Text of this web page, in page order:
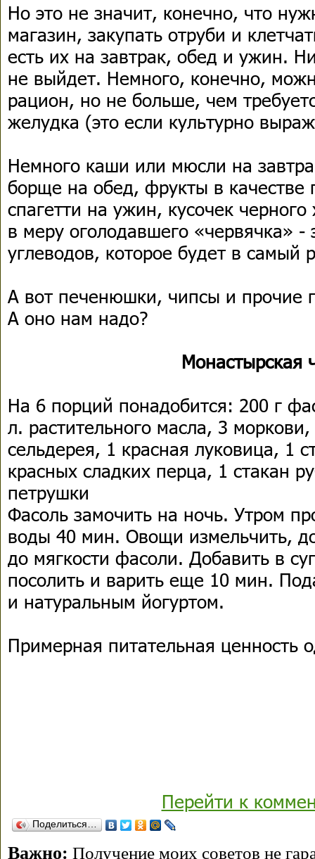
Но это не значит, конечно, что
магазин, закупать отруби и
есть их на завтрак, обед и ужин.
не выйдет. Немного, конечно,
рацион, но не больше, чем
желудка (это если культурно
Немного каши или мюсли на
борще на обед, фрукты в качестве
спагетти на ужин, кусочек
в меру оголодавшего «червячка» -
углеводов, которое будет в самый
А вот печенюшки, чипсы и прочие
А оно нам надо?
Монастырская
На 6 порций понадобится: 200 г
л. растительного масла, 3
сельдерея, 1 красная луковица, 1
красных сладких перца, 1 стакан
петрушки
Фасоль замочить на ночь. Утром
воды 40 мин. Овощи измельчить,
до мягкости фасоли. Добавить в
посолить и варить еще 10 мин.
и натуральным йогуртом.
Примерная питательная ценность
Перейти к
Поделиться…
Важно: Получение моих советов не